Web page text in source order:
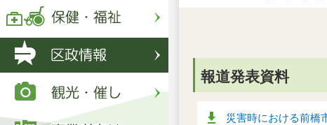
報道発表資料
災害時における前橋